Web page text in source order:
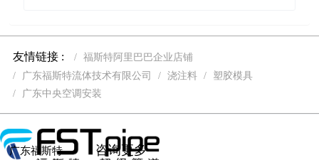
友情链接 :
福斯特阿里巴巴企业店铺
广东福斯特流体技术有限公司
浇注料
塑胶模具
广东中央空调安装
广东福斯特
咨询更多